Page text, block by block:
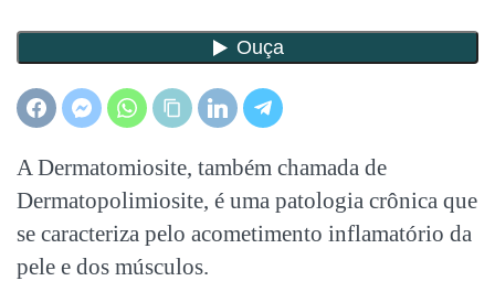
A Dermatomiosite, também chamada de
Dermatopolimiosite, é uma patologia crônica que
se caracteriza pelo acometimento inflamatório da
pele e dos músculos.